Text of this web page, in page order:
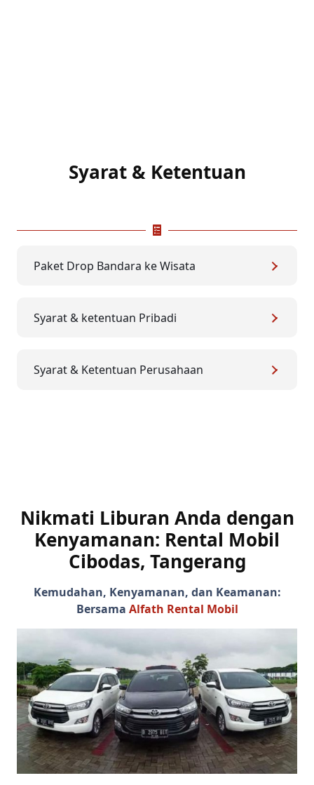
Syarat & Ketentuan
Paket Drop Bandara ke Wisata
Syarat & ketentuan Pribadi
Syarat & Ketentuan Perusahaan
Nikmati Liburan Anda dengan
Kenyamanan: Rental Mobil
Cibodas, Tangerang
Kemudahan, Kenyamanan, dan Keamanan:
Bersama Alfath Rental Mobil